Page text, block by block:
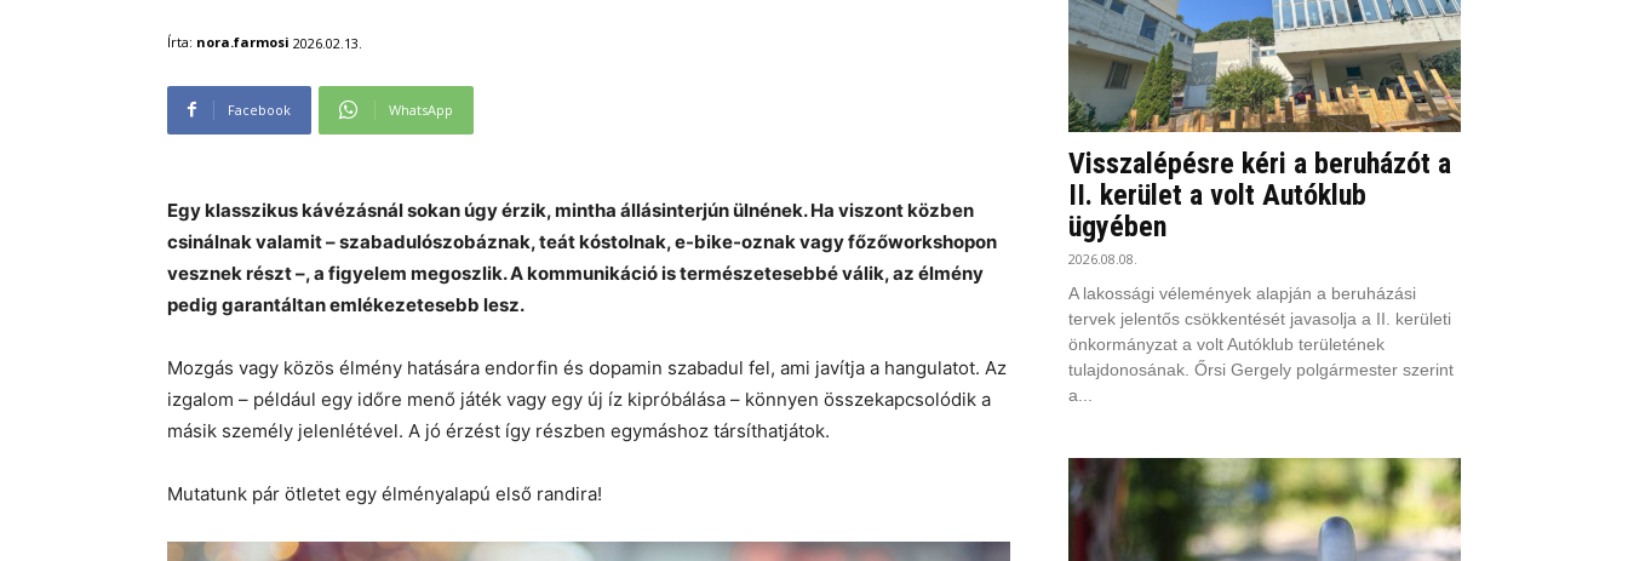
Írta: nora.farmosi 2026.02.13.
Facebook WhatsApp
Egy klasszikus kávézásnál sokan úgy érzik, mintha állásinterjún ülnének. Ha viszont közben
csinálnak valamit – szabadulószobáznak, teát kóstolnak, e-bike-oznak vagy főzőworkshopon
vesznek részt –, a figyelem megoszlik. A kommunikáció is természetesebbé válik, az élmény
pedig garantáltan emlékezetesebb lesz.
Mozgás vagy közös élmény hatására endorfin és dopamin szabadul fel, ami javítja a hangulatot. Az
izgalom – például egy időre menő játék vagy egy új íz kipróbálása – könnyen összekapcsolódik a
másik személy jelenlétével. A jó érzést így részben egymáshoz társíthatjátok.
Mutatunk pár ötletet egy élményalapú első randira!
Visszalépésre kéri a beruházót a
II. kerület a volt Autóklub
ügyében
2026.08.08.
A lakossági vélemények alapján a beruházási
tervek jelentős csökkentését javasolja a II. kerületi
önkormányzat a volt Autóklub területének
tulajdonosának. Őrsi Gergely polgármester szerint
a...